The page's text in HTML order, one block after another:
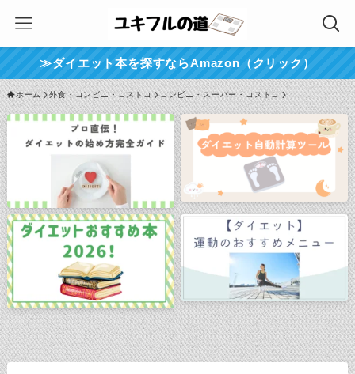
≫ダイエット本を探すならAmazon（クリック）
ホーム 外食・コンビニ・コストコ コンビニ・スーパー・コストコ